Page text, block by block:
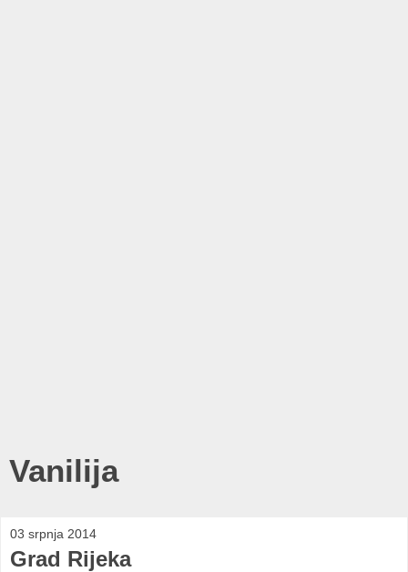
Vanilija
03 srpnja 2014
Grad Rijeka